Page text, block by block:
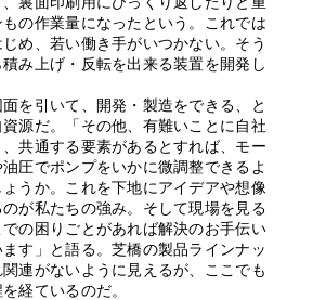
の作業量になったという。これでは
め、若い働き手がいつかない。そう
み上げ・反転を出来る装置を開発し
を引いて、開発・製造をできる、と
源だ。「その他、有難いことに自社
共通する要素があるとすれば、モー
圧でポンプをいかに微調整できるよ
うか。これを下地にアイデアや想像
が私たちの強み。そして現場を見る
の困りごとがあれば解決のお手伝い
す」と語る。芝橋の製品ラインナッ
連がないように見えるが、ここでも
経ているのだ。